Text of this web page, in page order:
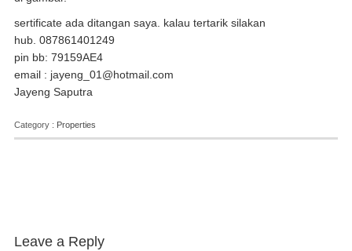
sertificate ada ditangan saya. kalau tertarik silakan
hub. 087861401249
pin bb: 79159AE4
email : jayeng_01@hotmail.com
Jayeng Saputra
Category : Properties
Leave a Reply